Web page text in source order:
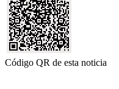
Código QR de esta noticia